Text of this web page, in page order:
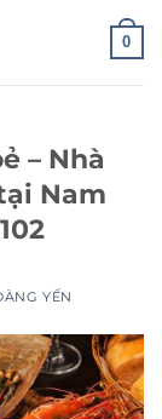
0
– Nhà
Nam
YẾN